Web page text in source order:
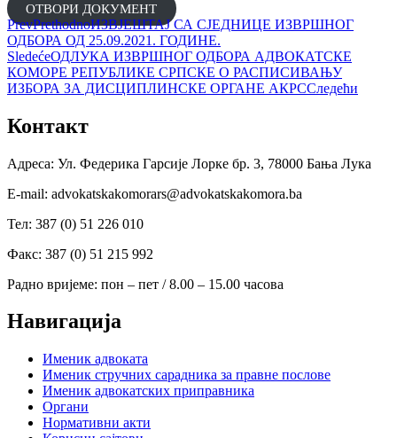
ОТВОРИ ДОКУМЕНТ
PrevPrethodnoИЗВЈЕШТАЈ СА СЈЕДНИЦЕ ИЗВРШНОГ
ОДБОРА ОД 25.09.2021. ГОДИНЕ.
SledećeОДЛУКА ИЗВРШНОГ ОДБОРА АДВОКАТСКЕ
КОМОРЕ РЕПУБЛИКЕ СРПСКЕ О РАСПИСИВАЊУ
ИЗБОРА ЗА ДИСЦИПЛИНСКЕ ОРГАНЕ АКРССледећи
Контакт
Адреса: Ул. Федерика Гарсије Лорке бр. 3, 78000 Бања Лука
Е-mail: advokatskakomorars@advokatskakomora.ba
Тел: 387 (0) 51 226 010
Факс: 387 (0) 51 215 992
Радно вријеме: пон – пет / 8.00 – 15.00 часова
Навигација
Именик адвоката
Именик стручних сарадника за правне послове
Именик адвокатских приправника
Органи
Нормативни акти